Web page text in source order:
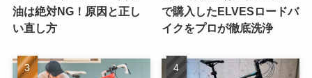
油は絶対NG！原因と正し
い直し方
で購入したELVESロードバ
イクをプロが徹底洗浄